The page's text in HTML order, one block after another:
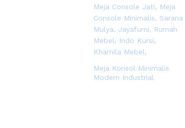
Meja Konsol Minimalis
Modern Industrial